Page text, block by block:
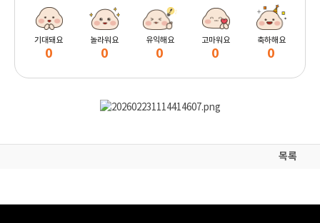
기대돼요
0
놀라워요
0
유익해요
0
고마워요
0
축하해요
0
목록